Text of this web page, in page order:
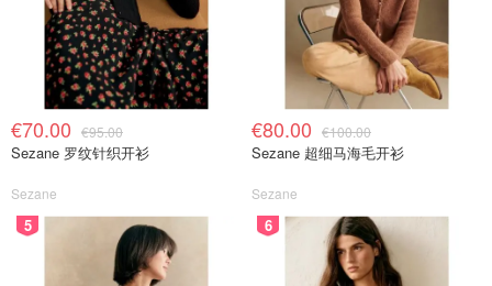
€70.00 €95.00
Sezane 罗纹针织开衫
Sezane
€80.00 €100.00
Sezane 超细马海毛开衫
Sezane
5 6